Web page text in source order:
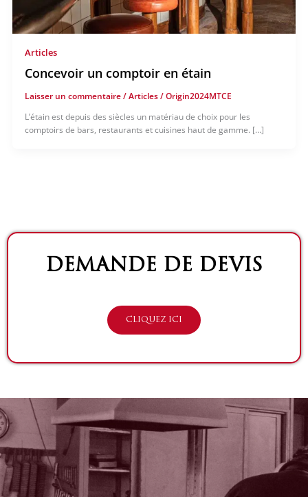
Articles
Concevoir un comptoir en étain
Laisser un commentaire/Articles/Origin2024MTCE
L’étain est depuis des siècles un matériau de choix pour les
comptoirs de bars, restaurants et cuisines haut de gamme. […]
DEMANDE DE DEVIS
CLIQUEZ ICI